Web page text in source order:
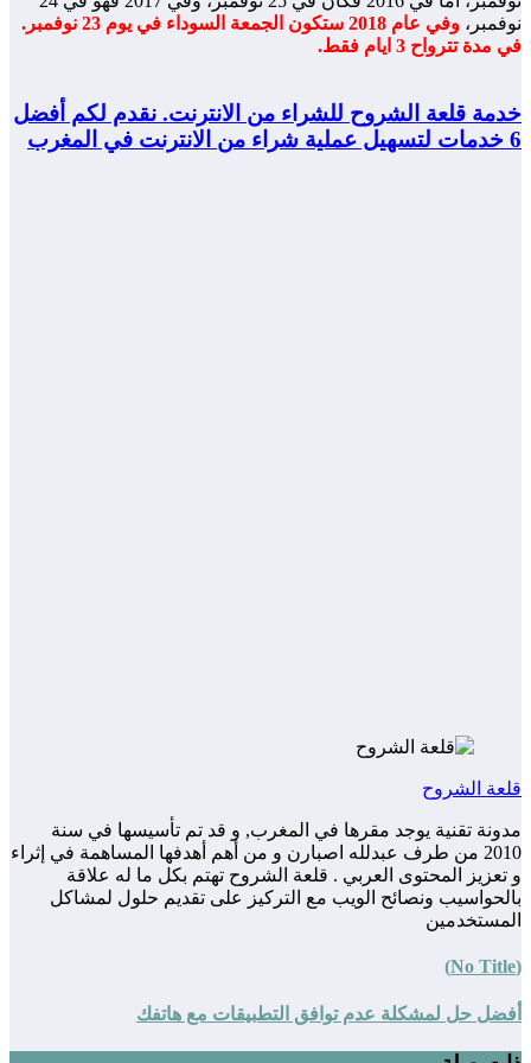
وفي عام 2018 ستكون الجمعة السوداء في يوم 23 نوفمبر.
تترواح 3 ايام فقط.
قلعة الشروح للشراء من الانترنت.نقدم لكم أفضل
الشروح
تقنية يوجد مقرها في المغرب, و قد تم تأسيسها في سنة
2010 من طرف عبدلله اصبارن و من أهم أهدفها المساهمة في إثراء
المحتوى العربي . قلعة الشروح تهتم بكل ما له علاقة
ونصائح الويب مع التركيز على تقديم حلول لمشاكل
حل لمشكلة عدم توافق التطبيقات مع هاتفك